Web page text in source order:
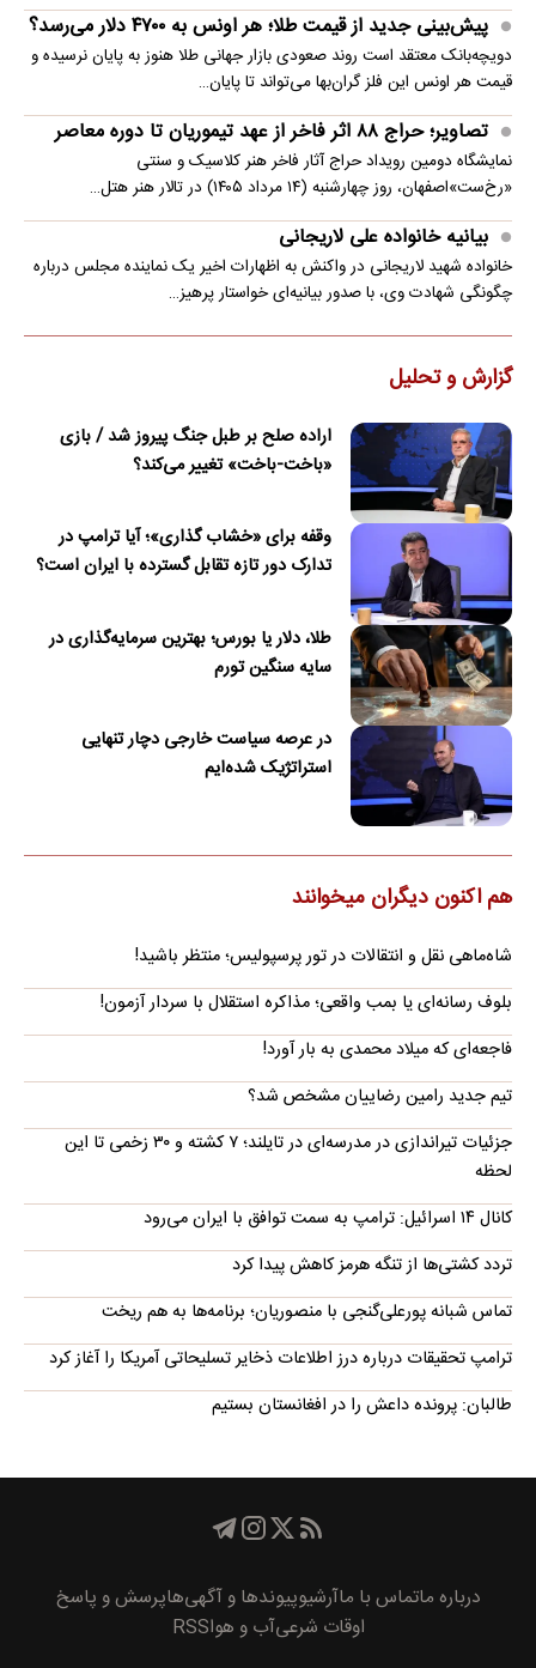
پیش‌بینی جدید از قیمت طلا؛ هر اونس به ۴۷۰۰ دلار می‌رسد؟
دویچه‌بانک معتقد است روند صعودی بازار جهانی طلا هنوز به پایان نرسیده و
قیمت هر اونس این فلز گران‌بها می‌تواند تا پایان…
تصاویر؛ حراج ۸۸ اثر فاخر از عهد تیموریان تا دوره معاصر
نمایشگاه دومین رویداد حراج آثار فاخر هنر کلاسیک و سنتی
«رخ‌ست»اصفهان، روز چهارشنبه (۱۴ مرداد ۱۴۰۵) در تالار هنر هتل…
بیانیه خانواده علی لاریجانی
خانواده شهید لاریجانی در واکنش به اظهارات اخیر یک نماینده مجلس درباره
چگونگی شهادت وی، با صدور بیانیه‌ای خواستار پرهیز…
گزارش و تحلیل
اراده صلح بر طبل جنگ پیروز شد / بازی
«باخت-باخت» تغییر می‌کند؟
وقفه برای «خشاب گذاری»؛ آیا ترامپ در
تدارک دور تازه تقابل گسترده با ایران است؟
طلا، دلار یا بورس؛ بهترین سرمایه‌گذاری در
سایه سنگین تورم
در عرصه سیاست خارجی دچار تنهایی
استراتژیک شده‌ایم
هم اکنون دیگران میخوانند
شاه‌ماهی نقل و انتقالات در تور پرسپولیس؛ منتظر باشید!
بلوف رسانه‌ای یا بمب واقعی؛ مذاکره استقلال با سردار آزمون!
فاجعه‌ای که میلاد محمدی به بار آورد!
تیم جدید رامین رضاییان مشخص شد؟
جزئیات تیراندازی در مدرسه‌ای در تایلند؛ ۷ کشته و ۳۰ زخمی تا این
لحظه
کانال ۱۴ اسرائیل: ترامپ به سمت توافق با ایران می‌رود
تردد کشتی‌ها از تنگه هرمز کاهش پیدا کرد
تماس شبانه پورعلی‌گنجی با منصوریان؛ برنامه‌ها به هم ریخت
ترامپ تحقیقات درباره درز اطلاعات ذخایر تسلیحاتی آمریکا را آغاز کرد
طالبان: پرونده داعش را در افغانستان بستیم
درباره ماتماس با ماآرشیوپیوند‌ها و آگهی‌هاپرسش و پاسخ
اوقات شرعیآب و هواRSS